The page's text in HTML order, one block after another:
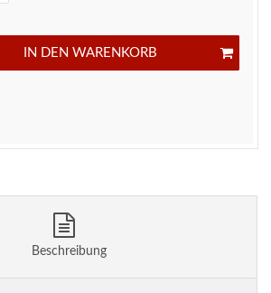
IN DEN WARENKORB
Beschreibung